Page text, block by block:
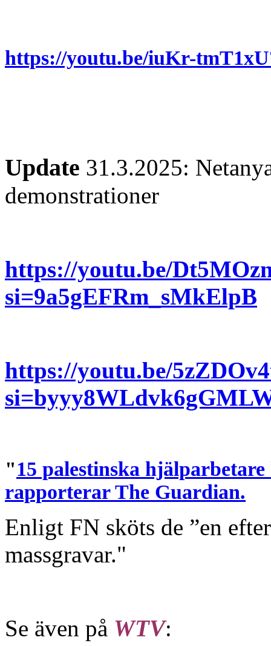
https://youtu.be/iuKr-
Update 31.3.2025:
demonstrationer
https://youtu.be/
si=9a5gEFRm_sMkElpB
https://youtu.be/
"15 palestinska
rapporterar The Guardian.
Enligt FN sköts de ”en
massgravar."
Se även på WTV: